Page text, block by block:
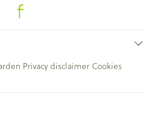
Privacy disclaimer Cookies